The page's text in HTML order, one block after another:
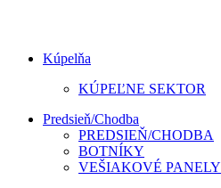
Kúpelňa
KÚPEĽNE SEKTOR
Predsieň/Chodba
PREDSIEŇ/CHODBA
BOTNÍKY
VEŠIAKOVÉ PANELY